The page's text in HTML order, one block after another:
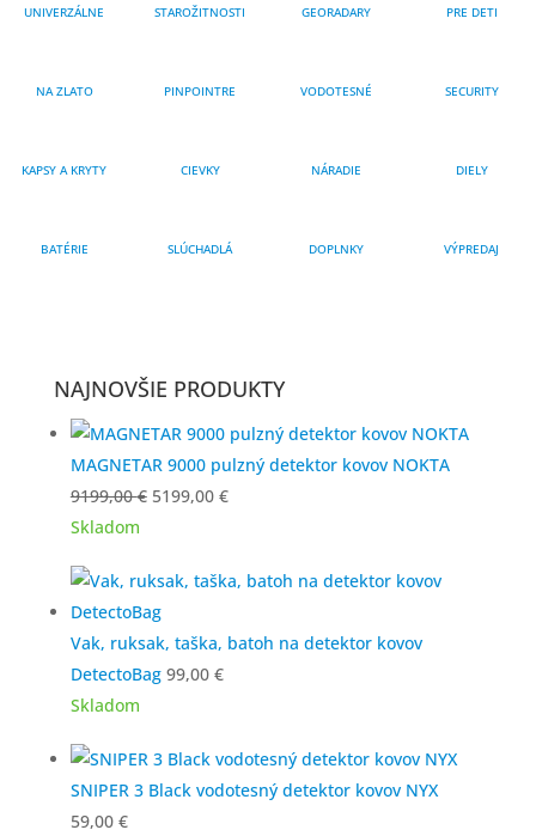
UNIVERZÁLNE STAROŽITNOSTI GEORADARY PRE DETI
NA ZLATO PINPOINTRE VODOTESNÉ SECURITY
KAPSY A KRYTY CIEVKY NÁRADIE DIELY
BATÉRIE SLÚCHADLÁ DOPLNKY VÝPREDAJ
NAJNOVŠIE PRODUKTY
MAGNETAR 9000 pulzný detektor kovov NOKTA
9199,00€ Pôvodná
9199,00 €.
5199,00 €Aktuálna
5199,00 €.
Skladom
Vak, ruksak, taška, batoh na detektor kovov
DetectoBag 99,00 €
Skladom
SNIPER 3 Black vodotesný detektor kovov NYX
59,00 €